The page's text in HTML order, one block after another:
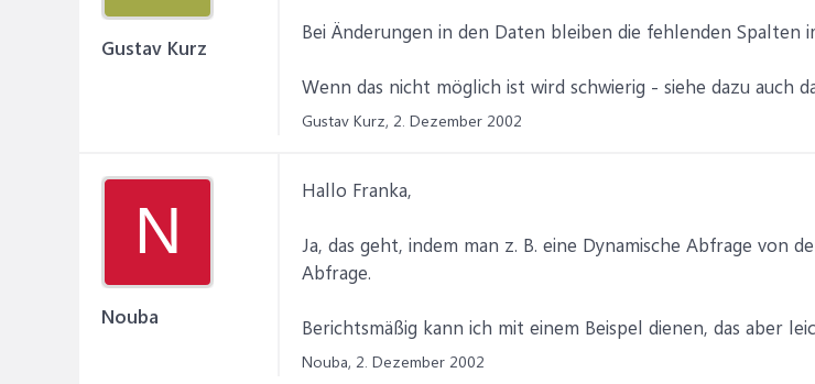
Gustav Kurz
Bei Änderungen in den Daten bleiben die fehlenden Spalten
Wenn das nicht möglich ist wird schwierig - siehe dazu auch
Gustav Kurz, 2. Dezember 2002
N
Nouba
Hallo Franka,
Ja, das geht, indem man z. B. eine Dynamische Abfrage von
Abfrage.
Berichtsmäßig kann ich mit einem Beispel dienen, das aber
Nouba, 2. Dezember 2002